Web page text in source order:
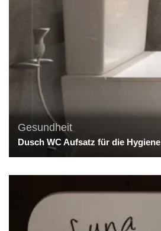
Gesundheit
Dusch WC Aufsatz für die Hygiene